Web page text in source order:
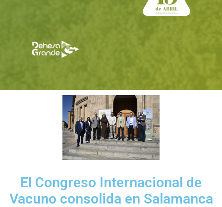
El Congreso Internacional de
Vacuno consolida en Salamanca